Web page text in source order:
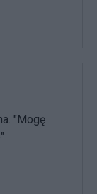
"Mogę